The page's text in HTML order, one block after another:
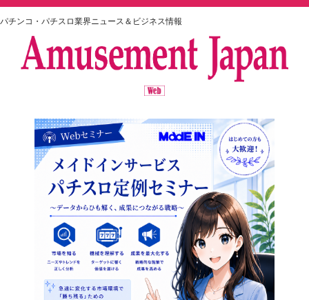
パチンコ・パチスロ業界ニュース＆ビジネス情報